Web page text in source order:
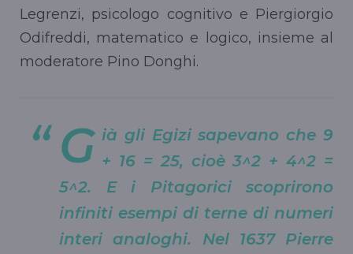
Legrenzi, psicologo cognitivo e Piergiorgio
Odifreddi, matematico e logico, insieme al
moderatore Pino Donghi.
G ià gli Egizi sapevano che 9
+ 16 = 25, cioè 3^2 + 4^2 =
5^2. E i Pitagorici scoprirono
infiniti esempi di terne di numeri
interi analoghi. Nel 1637 Pierre